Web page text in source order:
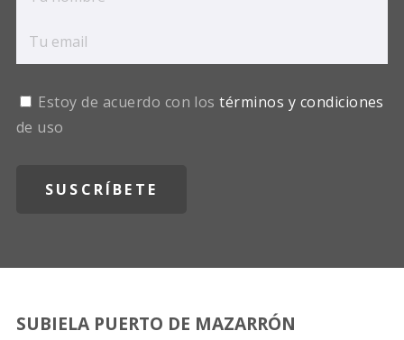
Estoy de acuerdo con lostérminos y condiciones
de uso
SUBIELA PUERTO DE MAZARRÓN